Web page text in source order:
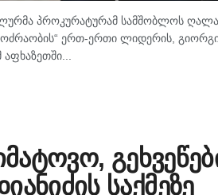
პროკურატურამ სამშობლოს
ერთ-ერთი ლიდერის, გიორგი
საქმეზე